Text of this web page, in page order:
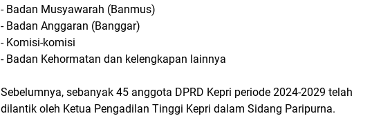
- Badan Musyawarah (Banmus)
- Badan Anggaran (Banggar)
- Komisi-komisi
- Badan Kehormatan dan kelengkapan lainnya
Sebelumnya, sebanyak 45 anggota DPRD Kepri periode 2024-2029 telah
dilantik oleh Ketua Pengadilan Tinggi Kepri dalam Sidang Paripurna.